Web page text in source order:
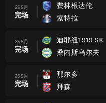
25 5月
完场
费林根达伦
索特拉
25 5月
完场
迪耶纽1919 SK
桑内斯乌尔夫
25 5月
完场
那尔多
拜森